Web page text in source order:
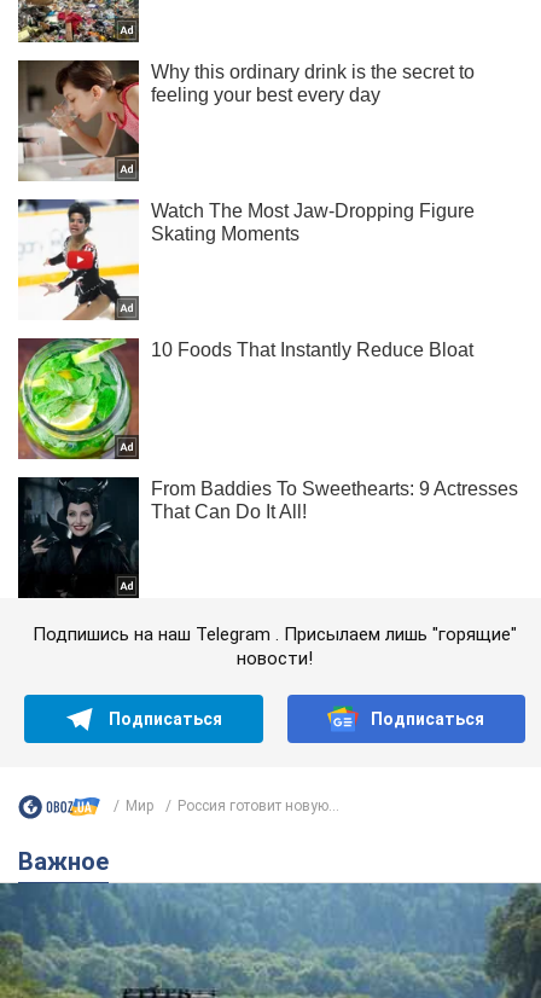
Подпишись на наш Telegram . Присылаем лишь "горящие"
новости!
Подписаться Подписаться
Мир Россия готовит новую...
Важное